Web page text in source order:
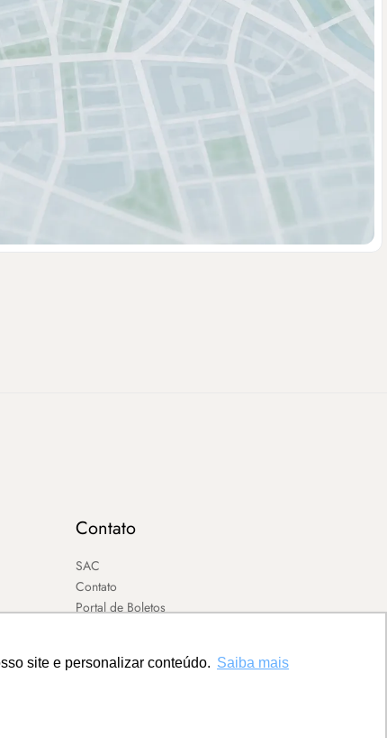
site e personalizar conteúdo. Saiba mais
Contato
SAC
Contato
Portal de Boletos